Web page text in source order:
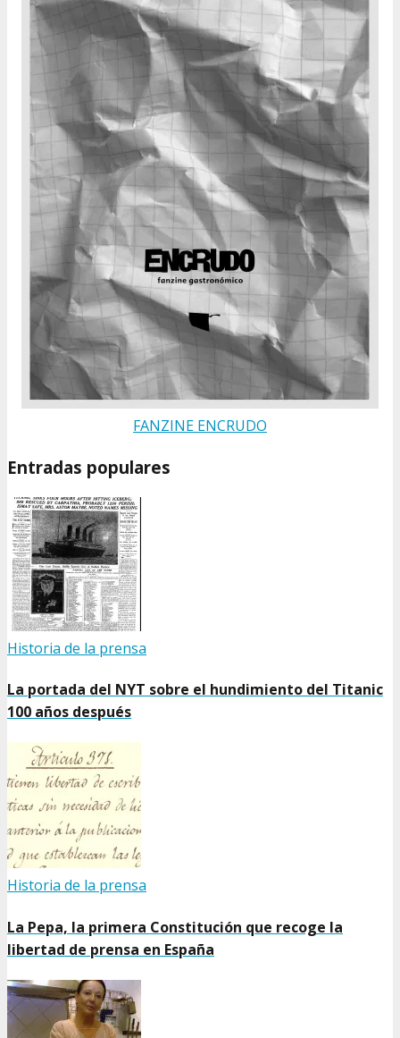
FANZINE ENCRUDO
Entradas populares
Historia de la prensa
La portada del NYT sobre el hundimiento del Titanic
100 años después
Historia de la prensa
La Pepa, la primera Constitución que recoge la
libertad de prensa en España